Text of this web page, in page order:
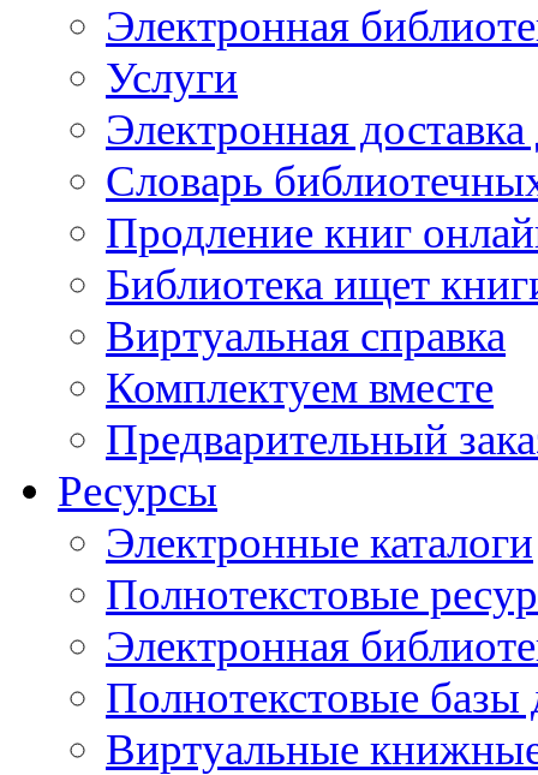
Электронная
Услуги
Электронная
Словарь
Продление книг
Библиотека ищет
Виртуальная справка
Комплектуем вместе
Предварительный
Ресурсы
Электронные каталоги
Полнотекстовые
Электронная
Полнотекстовые
Виртуальные